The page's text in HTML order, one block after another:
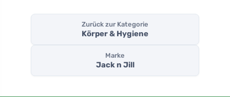
Zurück zur Kategorie
Körper & Hygiene
Marke
Jack n Jill